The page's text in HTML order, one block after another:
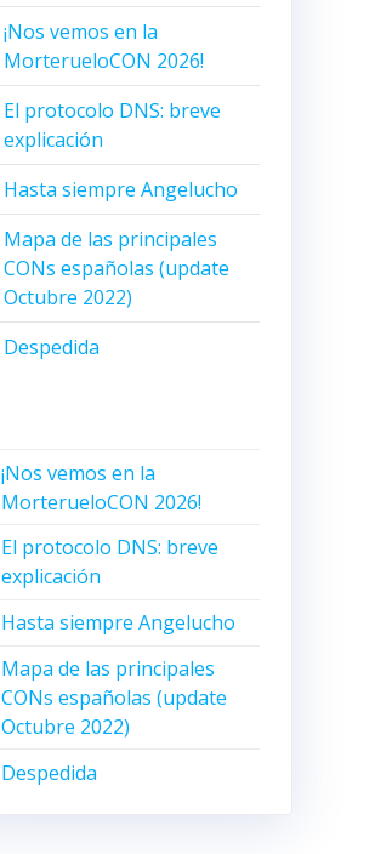
¡Nos vemos en la
MorterueloCON 2026!
El protocolo DNS: breve
explicación
Hasta siempre Angelucho
Mapa de las principales
CONs españolas (update
Octubre 2022)
Despedida
¡Nos vemos en la
MorterueloCON 2026!
El protocolo DNS: breve
explicación
Hasta siempre Angelucho
Mapa de las principales
CONs españolas (update
Octubre 2022)
Despedida